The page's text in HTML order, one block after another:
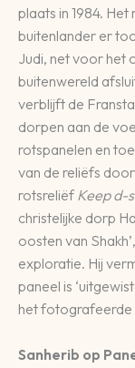
plaats in 1984.
buitenlander er
Judi, net voor het
buitenwereld
verblijft de
dorpen aan de
rotspanelen en
van de reliëfs
rotsreliëf Keep d-
christelijke dorp
oosten van
exploratie. Hij
paneel is
het fotografeerde
Sanherib op